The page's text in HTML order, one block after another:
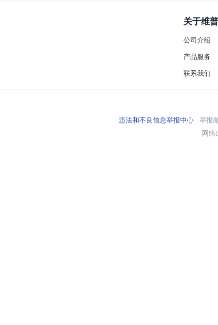
关于维普
公司介绍
产品服务
联系我们
违法和不良信息举报中心举报
网